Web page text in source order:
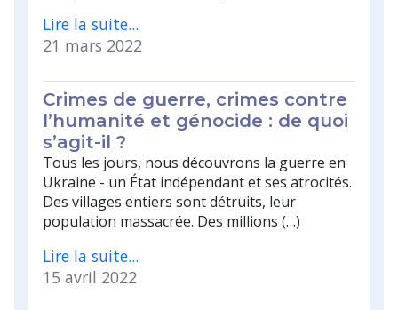
Lire la suite...
21 mars 2022
Crimes de guerre, crimes contre
l’humanité et génocide : de quoi
s’agit-il ?
Tous les jours, nous découvrons la guerre en
Ukraine - un État indépendant et ses atrocités.
Des villages entiers sont détruits, leur
population massacrée. Des millions (…)
Lire la suite...
15 avril 2022